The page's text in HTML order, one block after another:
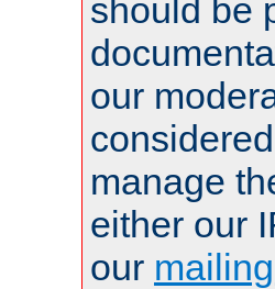
should be
our
manage
either our
our